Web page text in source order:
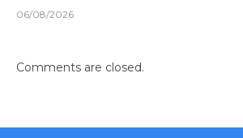
06/08/2026
Comments are closed.